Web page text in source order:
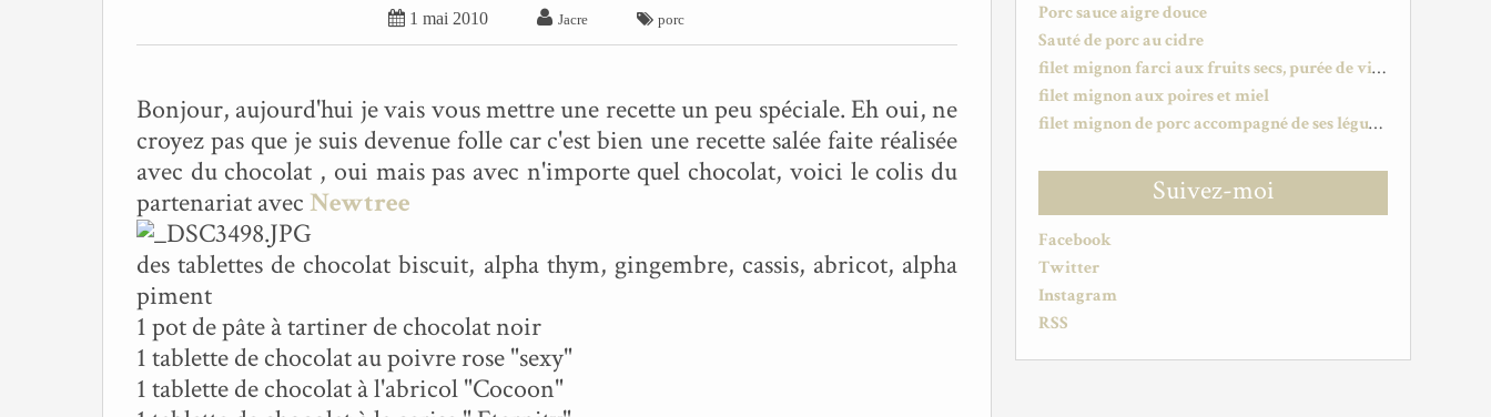
Porc sauce aigre douce
Sauté de porc au cidre
filet mignon farci aux fruits secs, purée de vitelotte et sauce cranberries
filet mignon aux poires et miel
filet mignon de porc accompagné de ses légumes
Suivez-moi
Facebook
Twitter
Instagram
RSS
 1 mai 2010  Jacre  porc
Bonjour, aujourd'hui je vais vous mettre une recette un peu spéciale. Eh oui, ne
croyez pas que je suis devenue folle car c'est bien une recette salée faite réalisée
avec du chocolat , oui mais pas avec n'importe quel chocolat, voici le colis du
partenariat avec Newtree
des tablettes de chocolat biscuit, alpha thym, gingembre, cassis, abricot, alpha
piment
1 pot de pâte à tartiner de chocolat noir
1 tablette de chocolat au poivre rose "sexy"
1 tablette de chocolat à l'abricol "Cocoon"